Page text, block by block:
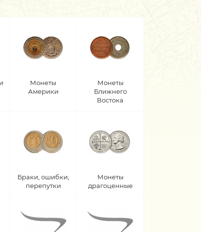
Монеты
Америки
Монеты
Ближнего
Востока
Браки, ошибки,
перепутки
Монеты
драгоценные